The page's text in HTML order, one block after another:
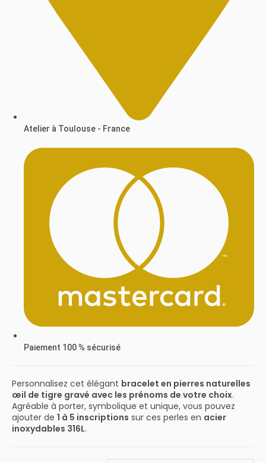
Atelier à Toulouse - France​
Paiement 100 % sécurisé
Personnalisez cet élégant bracelet en pierres naturelles
œil de tigre gravé avec les prénoms de votre choix.
Agréable à porter, symbolique et unique, vous pouvez
ajouter de 1 à 5 inscriptions sur ces perles en acier
inoxydables 316L.